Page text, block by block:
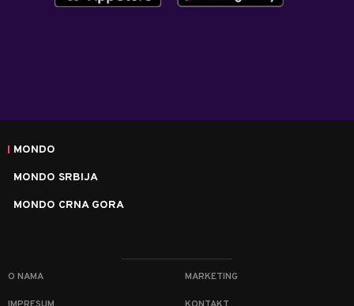
MONDO
MONDO SRBIJA
MONDO CRNA GORA
O NAMA MARKETING